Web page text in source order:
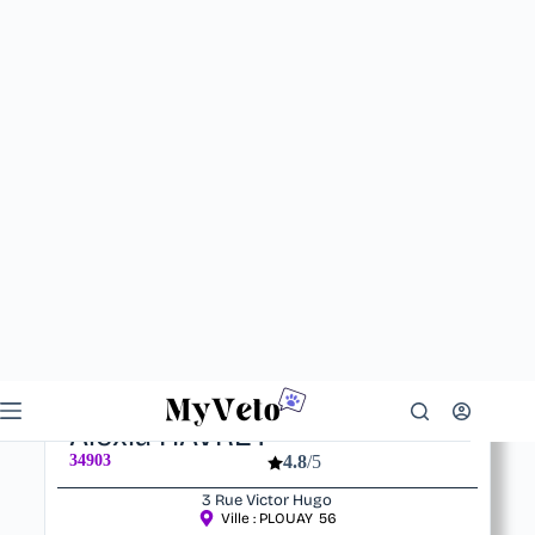
Votre vétérinaire
Alexia HAVRET
34903 4.8/5
3 Rue Victor Hugo
Ville : PLOUAY 56